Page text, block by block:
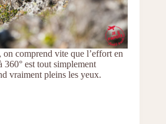
comprend vite que l’effort en
est tout simplement
vraiment pleins les yeux.